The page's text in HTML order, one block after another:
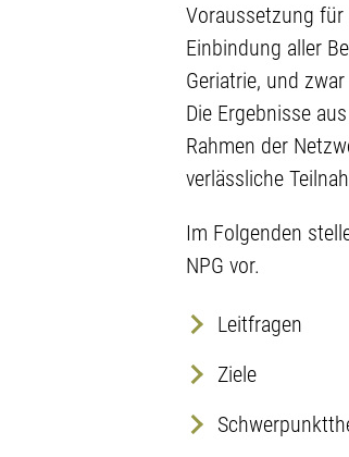
Voraussetzung für
Einbindung aller
Geriatrie, und
Die Ergebnisse
Rahmen der
verlässliche
Im Folgenden
NPG vor.
Leitfragen
Was zeichnet
Kompetenz aus?
Ziele
Beteiligte